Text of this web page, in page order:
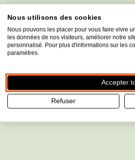
Nous utilisons des cookies
Nous pouvons les placer pour vous faire vivre
les données de nos visiteurs, améliorer notre
personnalisé. Pour plus d'informations sur les
paramètres.
Accepter
Refuser